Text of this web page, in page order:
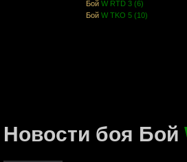
Бой W RTD 3 (6)
Бой W TKO 5 (10)
Новости боя Бой